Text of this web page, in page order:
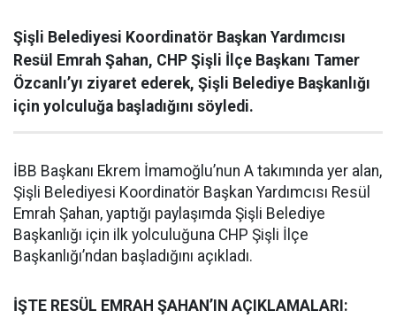
Şişli Belediyesi Koordinatör Başkan Yardımcısı
Resül Emrah Şahan, CHP Şişli İlçe Başkanı Tamer
Özcanlı’yı ziyaret ederek, Şişli Belediye Başkanlığı
için yolculuğa başladığını söyledi.
İBB Başkanı Ekrem İmamoğlu’nun A takımında yer alan,
Şişli Belediyesi Koordinatör Başkan Yardımcısı Resül
Emrah Şahan, yaptığı paylaşımda Şişli Belediye
Başkanlığı için ilk yolculuğuna CHP Şişli İlçe
Başkanlığı’ndan başladığını açıkladı.
İŞTE RESÜL EMRAH ŞAHAN’IN AÇIKLAMALARI: